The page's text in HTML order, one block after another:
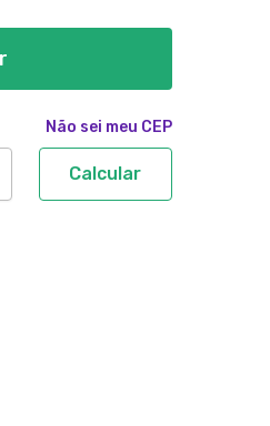
Não sei meu CEP
Calcular